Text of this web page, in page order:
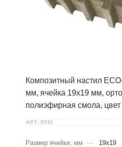
Композитный настил
мм, ячейка 19х19 мм,
полиэфирная смола,
АРТ. 3031
Размер ячейки, мм —
19х19